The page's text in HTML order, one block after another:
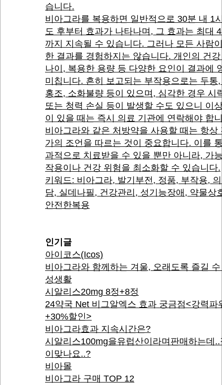
습니다.
비아그라를 복용하면 일반적으로 30분 내 1
도 후부터 효과가 나타나며, 그 효과는 최대
까지 지속될 수 있습니다. 그러나 모든 사람
한 결과를 경험하지는 않습니다. 개인의 건
나이, 복용한 용량 등 다양한 요인이 결과에
미칩니다. 흔히 보고되는 부작용으로는 두통
홍조, 소화불량 등이 있으며, 심각한 경우 시
또는 청력 손실 등이 발생할 수도 있으니 이
이 있을 때는 즉시 의료 기관에 연락해야 합
비아그라와 같은 처방약을 사용할 때는 항상
가의 조언을 따르는 것이 중요합니다. 이를
과적으로 치료받을 수 있을 뿐만 아니라, 가
작용이나 건강 위험을 최소화할 수 있습니다.
키워드: 비아그라, 발기부전, 정품, 부작용,
담, 실데나필, 건강관리, 성기능장애, 약물상
안전한복용
인기글
아이코스(Icos)
비아그라와 함께하는 겨울, 오래도록 즐길
성생활
시알리스20mg 8정+8정
24약국 Net 비그알엑스 효과 궁금점<강력파
+30%할인>
비아그라효과 지속시간은?
시알리스100mg을유럽산이라며판매하는데..
이맞나요..?
비아몰
비아그라 구매 TOP 12